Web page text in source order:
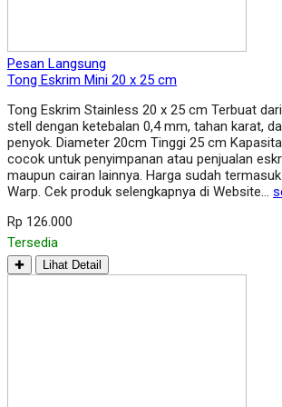
Pesan Langsung
Tong Eskrim Mini 20 x 25 cm
Tong Eskrim Stainless 20 x 25 cm Terbuat
stell dengan ketebalan 0,4 mm, tahan karat,
penyok. Diameter 20cm Tinggi 25 cm
cocok untuk penyimpanan atau penjualan
maupun cairan lainnya. Harga sudah
Warp. Cek produk selengkapnya di Website…
Rp 126.000
Tersedia
✚ Lihat Detail